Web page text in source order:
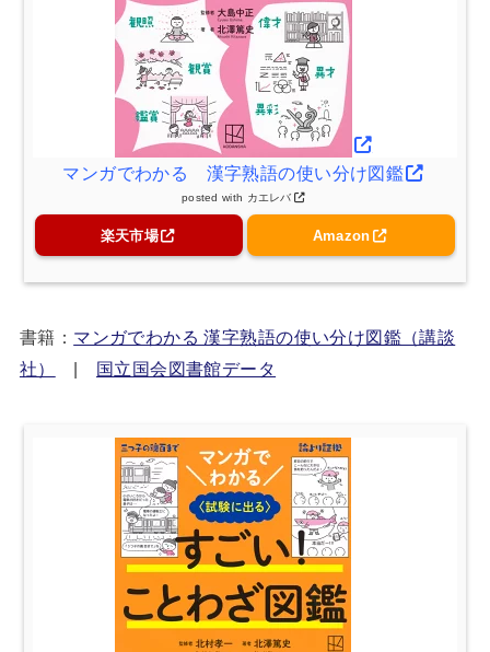
マンガでわかる 漢字熟語の使い分け図鑑
posted with カエレバ
楽天市場 Amazon
書籍： マンガでわかる 漢字熟語の使い分け図鑑（講談
社）
| 国立国会図書館データ